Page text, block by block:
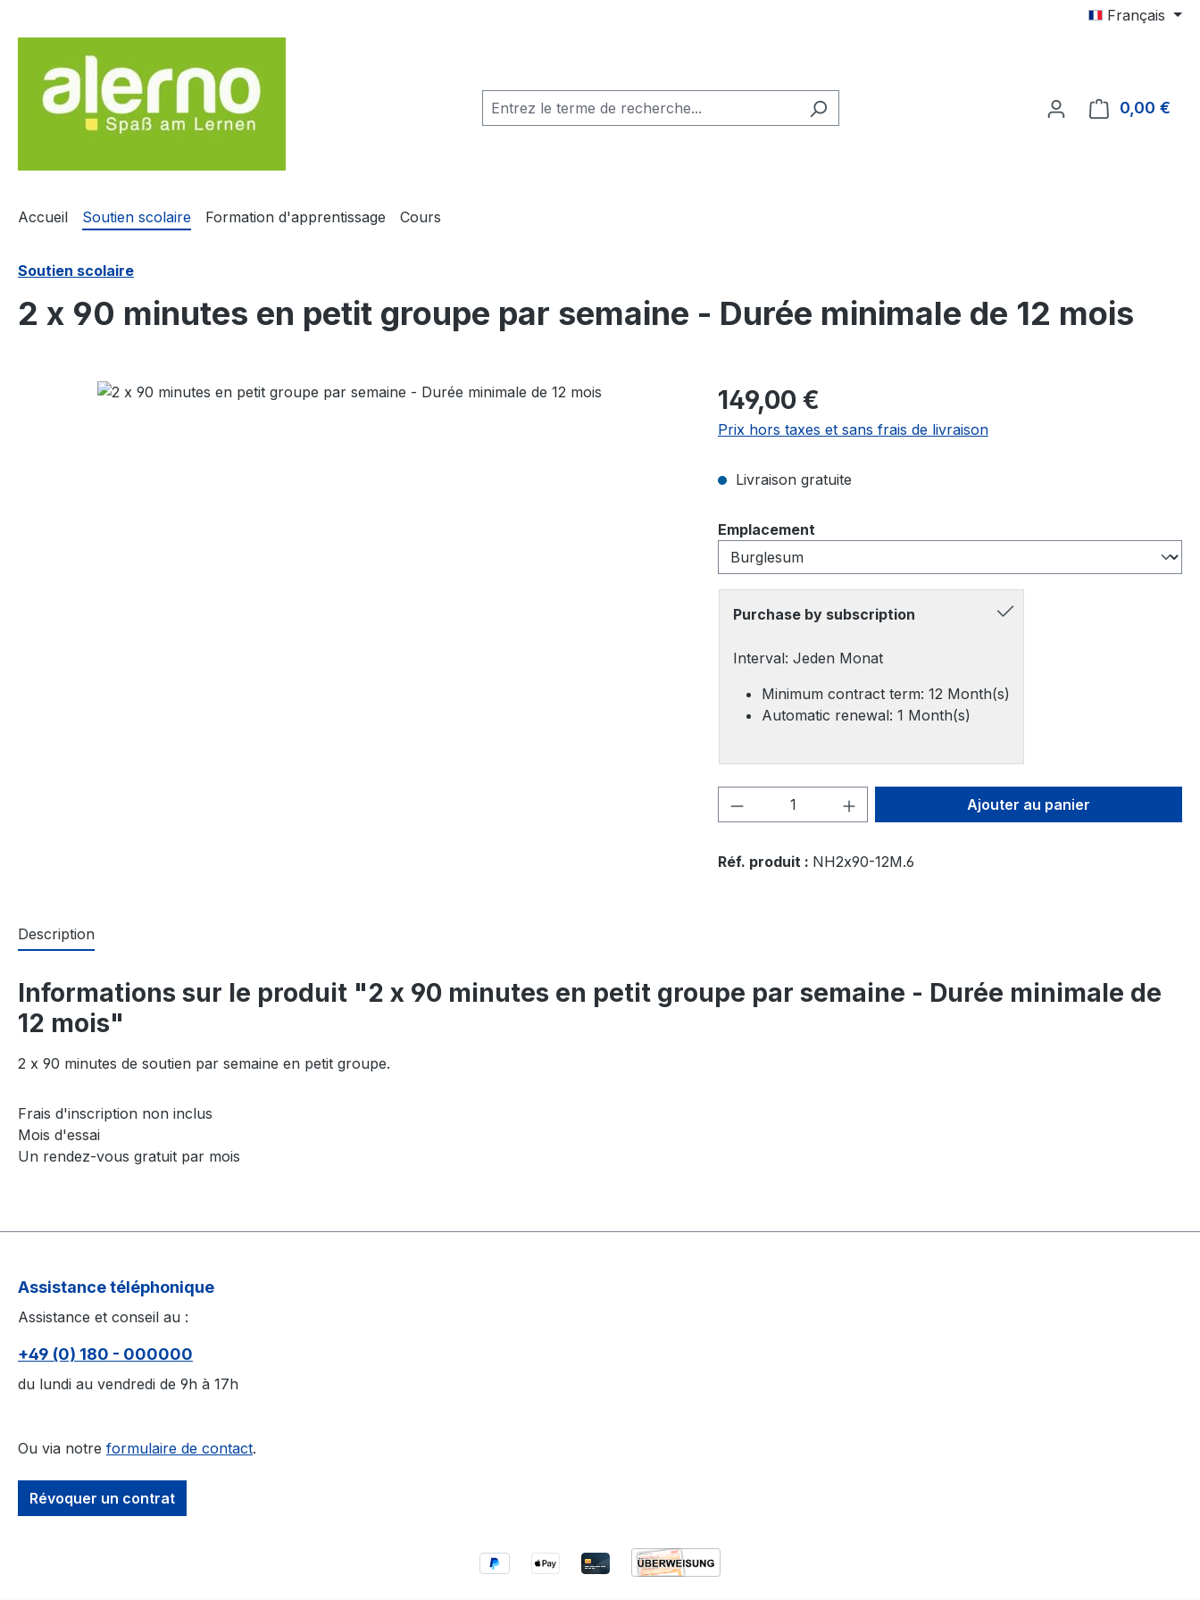
Français
0,00 €
Accueil Soutien scolaire Formation d'apprentissage Cours
Soutien scolaire
2 x 90 minutes en petit groupe par semaine - Durée minimale de 12 mois
Ignorer la galerie d'images Prix régulier :
149,00 €
Prix hors taxes et sans frais de livraison
Livraison gratuite
Sélectionnez
Emplacement
Purchase by subscription
Interval: Jeden Monat
Minimum contract term: 12 Month(s)
Automatic renewal: 1 Month(s)
Quantité de produit : Entrez la quantité
Ajouter au panier
Réf. produit : NH2x90-12M.6
Description
Informations sur le produit "2 x 90 minutes en petit groupe par semaine - Durée minimale de
12 mois"
2 x 90 minutes de soutien par semaine en petit groupe.
Frais d'inscription non inclus
Mois d'essai
Un rendez-vous gratuit par mois
Assistance téléphonique
Assistance et conseil au :
+49 (0) 180 - 000000
du lundi au vendredi de 9h à 17h
Ou via notre formulaire de contact.
Révoquer un contrat